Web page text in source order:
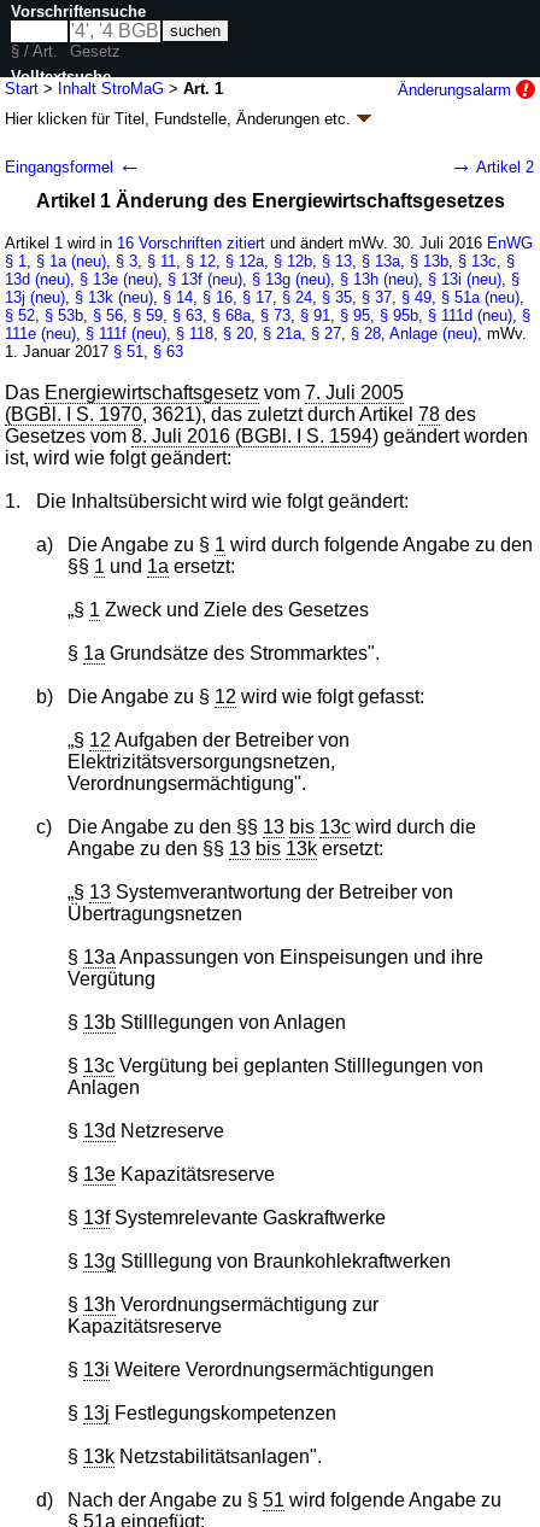
Start > Inhalt StroMaG >Art. 1
Änderungsalarm
Hier klicken fürTitel, Fundstelle, Änderungen etc.
G. v. 26.07.2016BGBl. I S. 1786
abweichend sieheArtikel 13
wird in 28 Vorschriften zitiert
Eingangsformel ← → Artikel 2
Artikel 1 Änderung des Energiewirtschaftsgesetzes
Artikel 1 wird in 16 Vorschriften zitiert und ändert mWv. 30. Juli 2016 EnWG
§ 1
§ 1a (neu) § 3 § 11 § 12 § 12a § 12b § 13 § 13a § 13b § 13c
§
13d (neu) § 13e (neu) § 13f (neu) § 13g (neu) § 13h (neu) § 13i (neu) §
13j (neu) § 13k (neu) § 14 § 16 § 17 § 24 § 35 § 37 § 49 § 51a (neu)
§ 52 § 53b § 56 § 59 § 63 § 68a § 73 § 91 § 95 § 95b § 111d (neu) §
111e (neu) § 111f (neu) § 118 § 20 § 21a § 27 § 28 ,Anlage (neu) , mWv.
1. Januar 2017 § 51 § 63
Das Energiewirtschaftsgesetz vom7. Juli 2005
(BGBl. I S. 1970, 3621), das zuletzt durch Artikel78 des
Gesetzes vom8. Juli 2016 (BGBl. I S. 1594) geändert worden
ist, wird wie folgt geändert:
1. Die Inhaltsübersicht wird wie folgt geändert:
a) Die Angabe zu § 1 wird durch folgende Angabe zu den
§§ 1 und 1a ersetzt:
„§ 1 Zweck und Ziele des Gesetzes
§ 1a Grundsätze des Strommarktes".
b) Die Angabe zu § 12 wird wie folgt gefasst:
„§ 12 Aufgaben der Betreiber von
Elektrizitätsversorgungsnetzen,
Verordnungsermächtigung".
c) Die Angabe zu den §§ 13 bis 13cwird durch die
Angabe zu den §§ 13 bis 13kersetzt:
„§ 13Systemverantwortung der Betreiber von
Übertragungsnetzen
§ 13a Anpassungen von Einspeisungen und ihre
Vergütung
§ 13bStilllegungen von Anlagen
§ 13cVergütung bei geplanten Stilllegungen von
Anlagen
§ 13d Netzreserve
§ 13eKapazitätsreserve
§ 13fSystemrelevante Gaskraftwerke
§ 13g Stilllegung von Braunkohlekraftwerken
§ 13h Verordnungsermächtigung zur
Kapazitätsreserve
§ 13i Weitere Verordnungsermächtigungen
§ 13j Festlegungskompetenzen
§ 13kNetzstabilitätsanlagen".
d) Nach der Angabe zu § 51 wird folgende Angabe zu
§ 51a eingefügt:
Vorschriftensuche
§ / Art.
Gesetz
Volltextsuche
nur in StroMaG